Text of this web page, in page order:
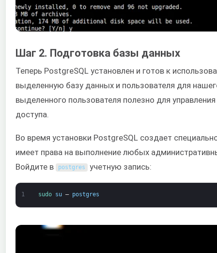
Шаг 2. Подготовка базы данных
Теперь PostgreSQL установлен и готов к
выделенную базу данных и пользователя для
выделенного пользователя полезно для
доступа.
Во время установки PostgreSQL создает
имеет права на выполнение любых
Войдите в
postgres учетную запись:
1 sudo su – postgres